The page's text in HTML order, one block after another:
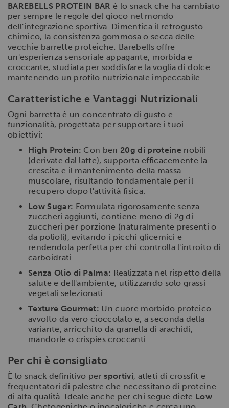
BAREBELLS PROTEIN BAR è lo snack che ha cambiato
per sempre le regole del gioco nel mondo
dell'integrazione sportiva. Dimentica il retrogusto
chimico, la consistenza gommosa o secca delle
vecchie barrette proteiche: Barebells offre
un'esperienza sensoriale appagante, morbida e
croccante, studiata per soddisfare la voglia di dolce
mantenendo un profilo nutrizionale impeccabile.
Caratteristiche e Vantaggi Nutrizionali
Ogni barretta è un concentrato di gusto e
funzionalità, progettata per supportare i tuoi
obiettivi:
High Protein: Con ben 20g di proteinenobili
(derivate dal latte), supporta efficacemente la
crescita e il mantenimento della massa
muscolare, risultando fondamentale per il
recupero dopo l'attività fisica.
Low Sugar: Formulata rigorosamente senza
zuccheri aggiunti, contiene meno di 2g di
zuccheri per porzione (naturalmente presenti o
da polioli), evitando i picchi glicemici e
rendendola perfetta per chi controlla l'introito di
carboidrati.
Senza Olio di Palma: Realizzata nel rispetto della
salute e dell'ambiente, utilizzando solo grassi
vegetali selezionati.
Texture Gourmet: Un cuore morbido proteico
avvolto da vero cioccolato e, a seconda della
variante, arricchito da granella di arachidi,
mandorle o crispies croccanti.
Per chi è consigliato
È lo snack definitivo persportivi, atleti di crossfit e
frequentatori di palestre che necessitano di proteine
di alta qualità. Ideale anche per chi segue diete Low